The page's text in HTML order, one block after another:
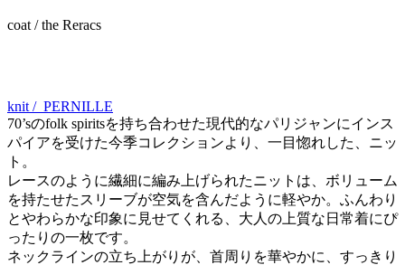
coat / the Reracs
knit / PERNILLE
70’sのfolk spiritsを持ち合わせた現代的なパリジャンにインス
パイアを受けた今季コレクションより、一目惚れした、ニッ
ト。
レースのように繊細に編み上げられたニットは、ボリューム
を持たせたスリーブが空気を含んだように軽やか。ふんわり
とやわらかな印象に見せてくれる、大人の上質な日常着にぴ
ったりの一枚です。
ネックラインの立ち上がりが、首周りを華やかに、すっきり